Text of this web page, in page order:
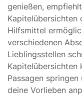
genießen,
Kapitelübersichten
Hilfsmittel
verschiedenen
Lieblingsstellen
Kapitelübersichten
Passagen
deine Vorlieben